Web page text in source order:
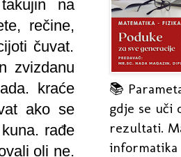
na
rečine,
čuvat.
zvizdanu
kraće
ako se
rađe
oli ne.
📚
gdje se uči
rezultati.